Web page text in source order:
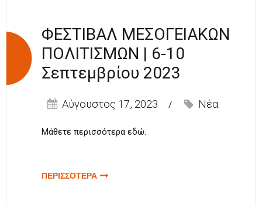
ΦΕΣΤΙΒΑΛ ΜΕΣΟΓΕΙΑΚΩΝ
ΠΟΛΙΤΙΣΜΩΝ | 6-10
Σεπτεμβρίου 2023
Αύγουστος 17, 2023 Νέα
Μάθετε περισσότερα εδώ.
ΠΕΡΙΣΣΟΤΕΡΑ ΓΙΑ ΦΕΣΤΙΒΑΛ